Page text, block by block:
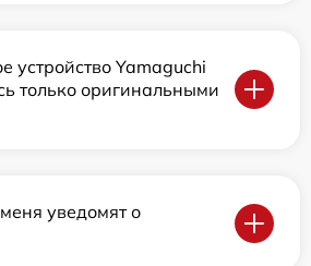
устройство Yamaguchi
только оригинальными
уведомят о